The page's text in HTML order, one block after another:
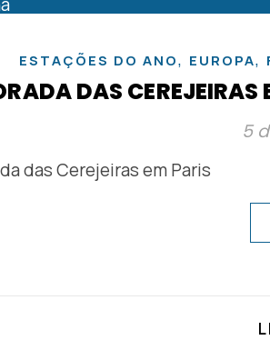
ESTAÇÕES DO ANO, EUROPA,
DAS
5